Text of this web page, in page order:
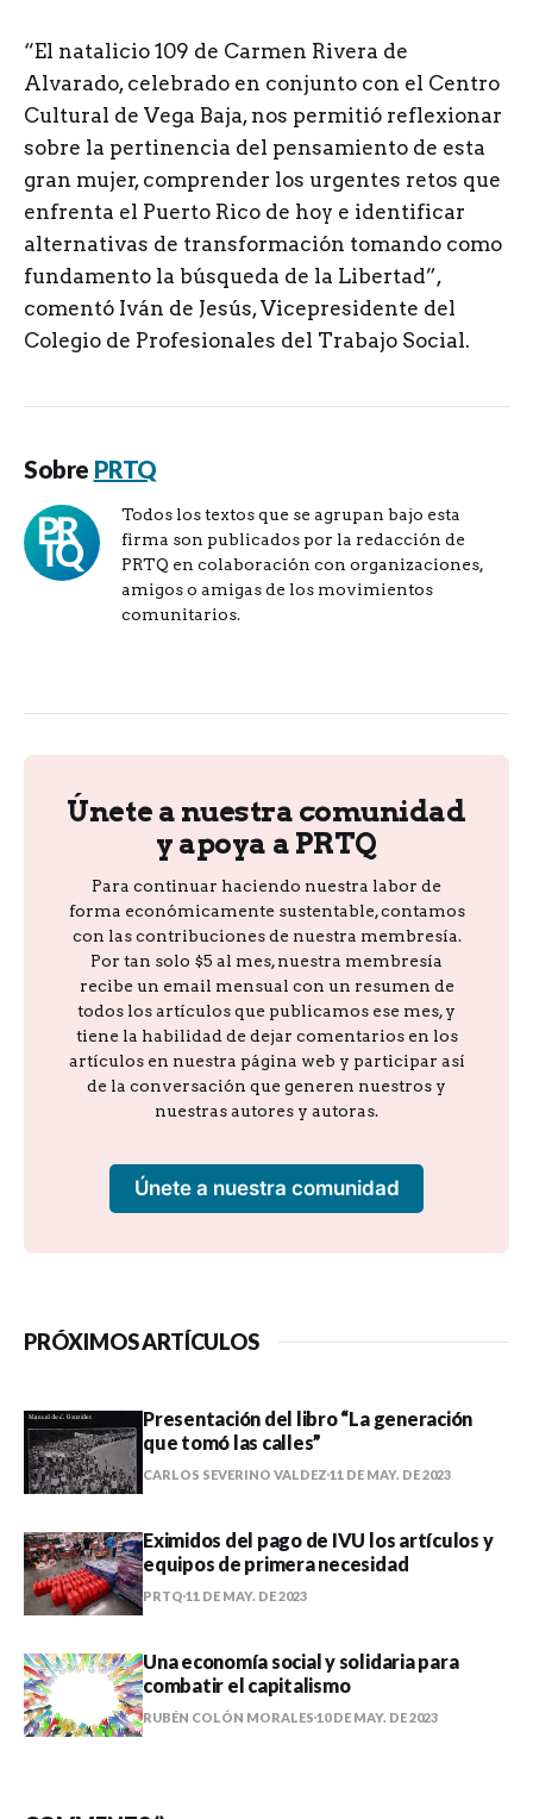
“El natalicio 109 de Carmen Rivera de
Alvarado, celebrado en conjunto con el Centro
Cultural de Vega Baja, nos permitió reflexionar
sobre la pertinencia del pensamiento de esta
gran mujer, comprender los urgentes retos que
enfrenta el Puerto Rico de hoy e identificar
alternativas de transformación tomando como
fundamento la búsqueda de la Libertad”,
comentó Iván de Jesús, Vicepresidente del
Colegio de Profesionales del Trabajo Social.
Sobre PRTQ
Todos los textos que se agrupan bajo esta
firma son publicados por la redacción de
PRTQ en colaboración con organizaciones,
amigos o amigas de los movimientos
comunitarios.
Únete a nuestra comunidad
y apoya a PRTQ
Para continuar haciendo nuestra labor de
forma económicamente sustentable, contamos
con las contribuciones de nuestra membresía.
Por tan solo $5 al mes, nuestra membresía
recibe un email mensual con un resumen de
todos los artículos que publicamos ese mes, y
tiene la habilidad de dejar comentarios en los
artículos en nuestra página web y participar así
de la conversación que generen nuestros y
nuestras autores y autoras.
Únete a nuestra comunidad
PRÓXIMOS ARTÍCULOS
Presentación del libro “La generación
que tomó las calles”
CARLOS SEVERINO VALDEZ 11 DE MAY. DE 2023
Eximidos del pago de IVU los artículos y
equipos de primera necesidad
PRTQ 11 DE MAY. DE 2023
Una economía social y solidaria para
combatir el capitalismo
RUBÉN COLÓN MORALES 10 DE MAY. DE 2023